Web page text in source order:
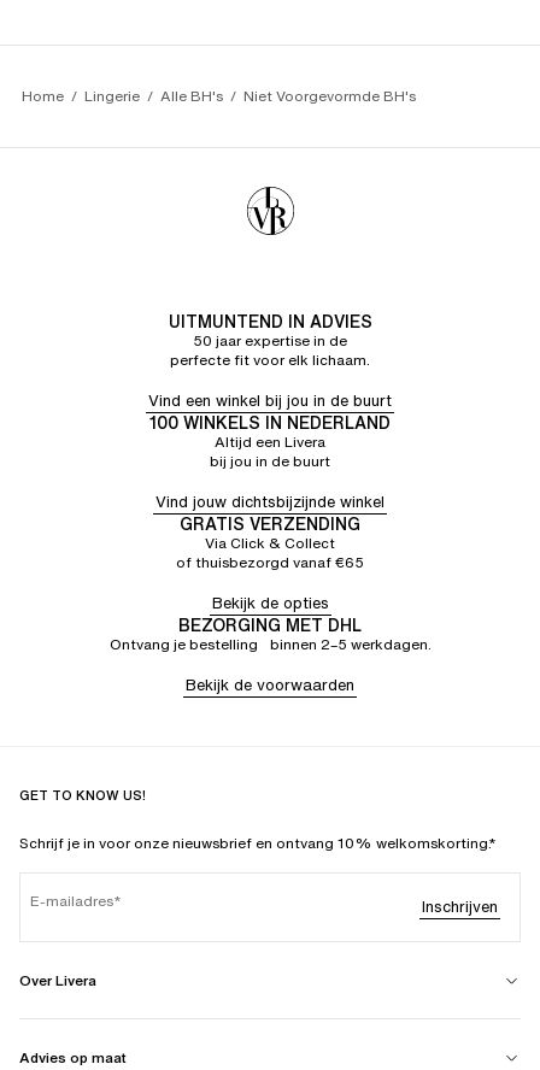
Home Lingerie Alle BH's Niet Voorgevormde BH's
UITMUNTEND IN ADVIES
50 jaar expertise in de
perfecte fit voor elk lichaam.
Vind een winkel bij jou in de buurt
100 WINKELS IN NEDERLAND
Altijd een Livera
bij jou in de buurt
Vind jouw dichtsbijzijnde winkel
GRATIS VERZENDING
Via Click & Collect
of thuisbezorgd vanaf €65
Bekijk de opties
BEZORGING MET DHL
Ontvang je bestelling binnen 2–5 werkdagen.
Bekijk de voorwaarden
GET TO KNOW US!
Schrijf je in voor onze nieuwsbrief en ontvang 10% welkomskorting.*
E-mailadres Inschrijven
Over Livera
Advies op maat